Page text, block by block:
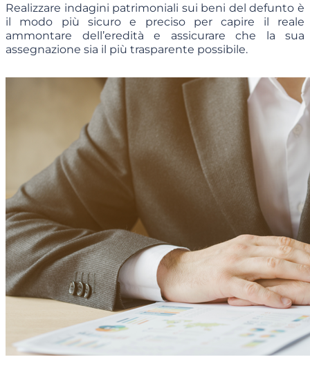
Realizzare indagini patrimoniali sui beni del defunto è
il modo più sicuro e preciso per capire il reale
ammontare dell’eredità e assicurare che la sua
assegnazione sia il più trasparente possibile.